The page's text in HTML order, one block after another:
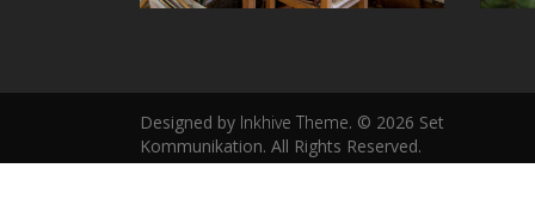
Designed by Inkhive Theme. © 2026 Set
Kommunikation. All Rights Reserved.